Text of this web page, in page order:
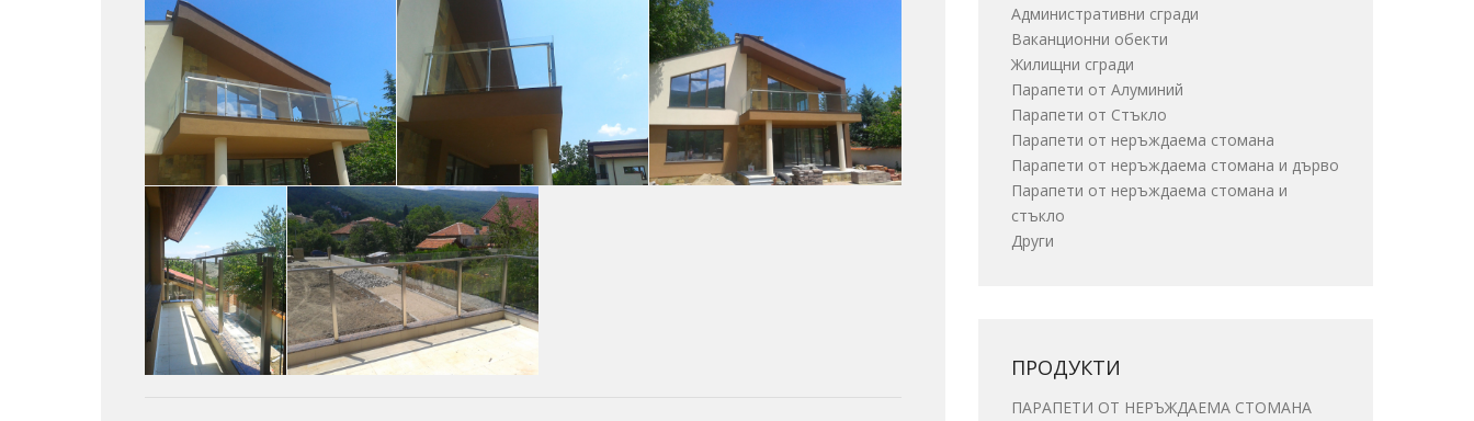
Административни сгради
Ваканционни обекти
Жилищни сгради
Парапети от Алуминий
Парапети от Стъкло
Парапети от неръждаема стомана
Парапети от неръждаема стомана и дърво
Парапети от неръждаема стомана и
стъкло
Други
ПРОДУКТИ
ПАРАПЕТИ ОТ НЕРЪЖДАЕМА СТОМАНА